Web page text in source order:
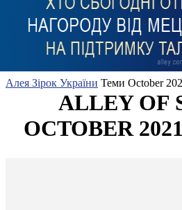
Алея Зірок України Теми October
ALLEY OF
OCTOBER